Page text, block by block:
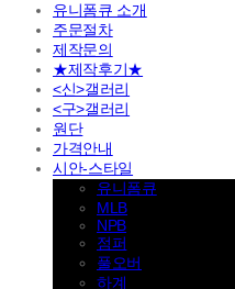
유니폼큐 소개
주문절차
제작문의
★제작후기★
<신>갤러리
<구>갤러리
원단
가격안내
시안-스타일
유니폼큐
MLB
NPB
점퍼
풀오버
하계